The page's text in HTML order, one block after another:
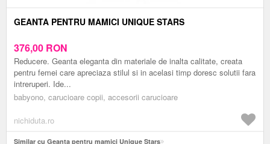
GEANTA PENTRU MAMICI UNIQUE STARS
376,00 RON
Reducere. Geanta eleganta din materiale de inalta calitate, creata
pentru femei care apreciaza stilul si in acelasi timp doresc solutii fara
intreruperi. Ide...
babyono, carucioare copii, accesorii carucioare
nichiduta.ro
Similar cu Geanta pentru mamici Unique Stars